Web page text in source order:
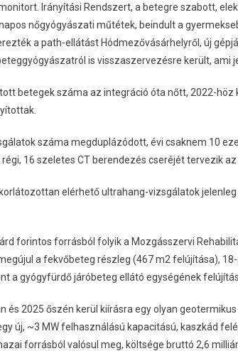
Irányítási Rendszert, a betegre szabott,
nőgyógyászati ​​műtétek, beindult a
a path-ellátást Hódmezővásárhelyről, új
is visszaszervezésre került,
betegek száma az integráció óta nőtt, 2022-
száma megduplázódott, évi csaknem 10
16 szeletes CT berendezés cseréjét tervezik
elérhető ultrahang-vizsgálatok
forintos forrásból folyik a Mozgásszervi
a fekvőbeteg részleg (467 m2 felújítása),
a gyógyfürdő járóbeteg ellátó egységének
és 2025 őszén kerül kiírásra egy olyan
új, ~3 MW felhasználású kapacitású, kaszkád
forrásból valósul meg, költsége bruttó 2,6